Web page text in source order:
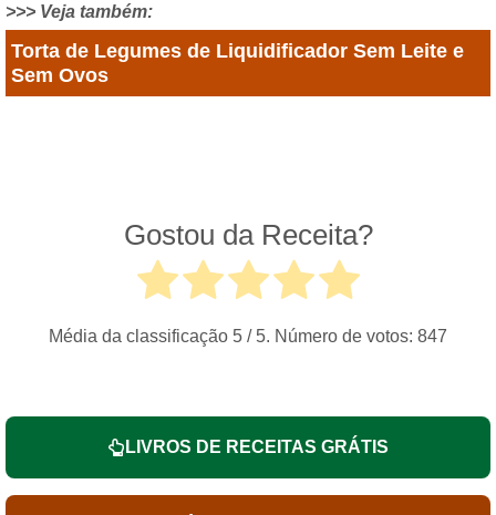
>>> Veja também:
Torta de Legumes de Liquidificador Sem Leite e
Sem Ovos
Gostou da Receita?
Média da classificação 5 / 5. Número de votos: 847
LIVROS DE RECEITAS GRÁTIS